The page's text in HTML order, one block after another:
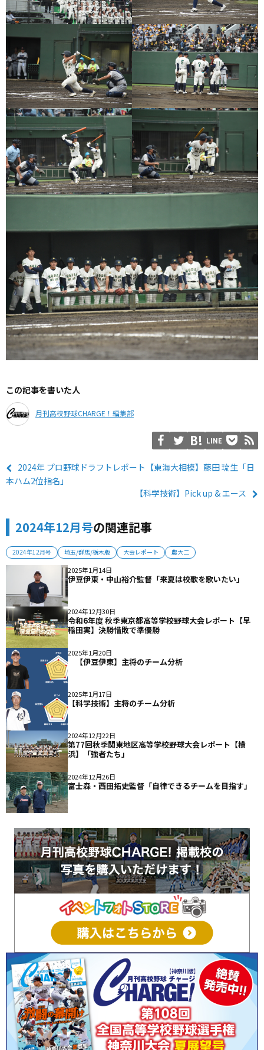
この記事を書いた人
月刊高校野球CHARGE！編集部
LINE
2024年 プロ野球ドラフトレポート【東海大相模】藤田 琉生「日
本ハム2位指名」
【科学技術】Pick up & エース
2024年12月号の関連記事
2024年12月号 埼玉/群馬/栃木版 大会レポート 農大二
2025年1月14日
伊豆伊東・中山裕介監督「来夏は校歌を歌いたい」
2024年12月30日
令和6年度 秋季東京都高等学校野球大会レポート【早
稲田実】決勝惜敗で準優勝
2025年1月20日
【伊豆伊東】主将のチーム分析
2025年1月17日
【科学技術】主将のチーム分析
2024年12月22日
第77回秋季関東地区高等学校野球大会レポート【横
浜】「強者たち」
2024年12月26日
富士森・西田拓史監督「自律できるチームを目指す」